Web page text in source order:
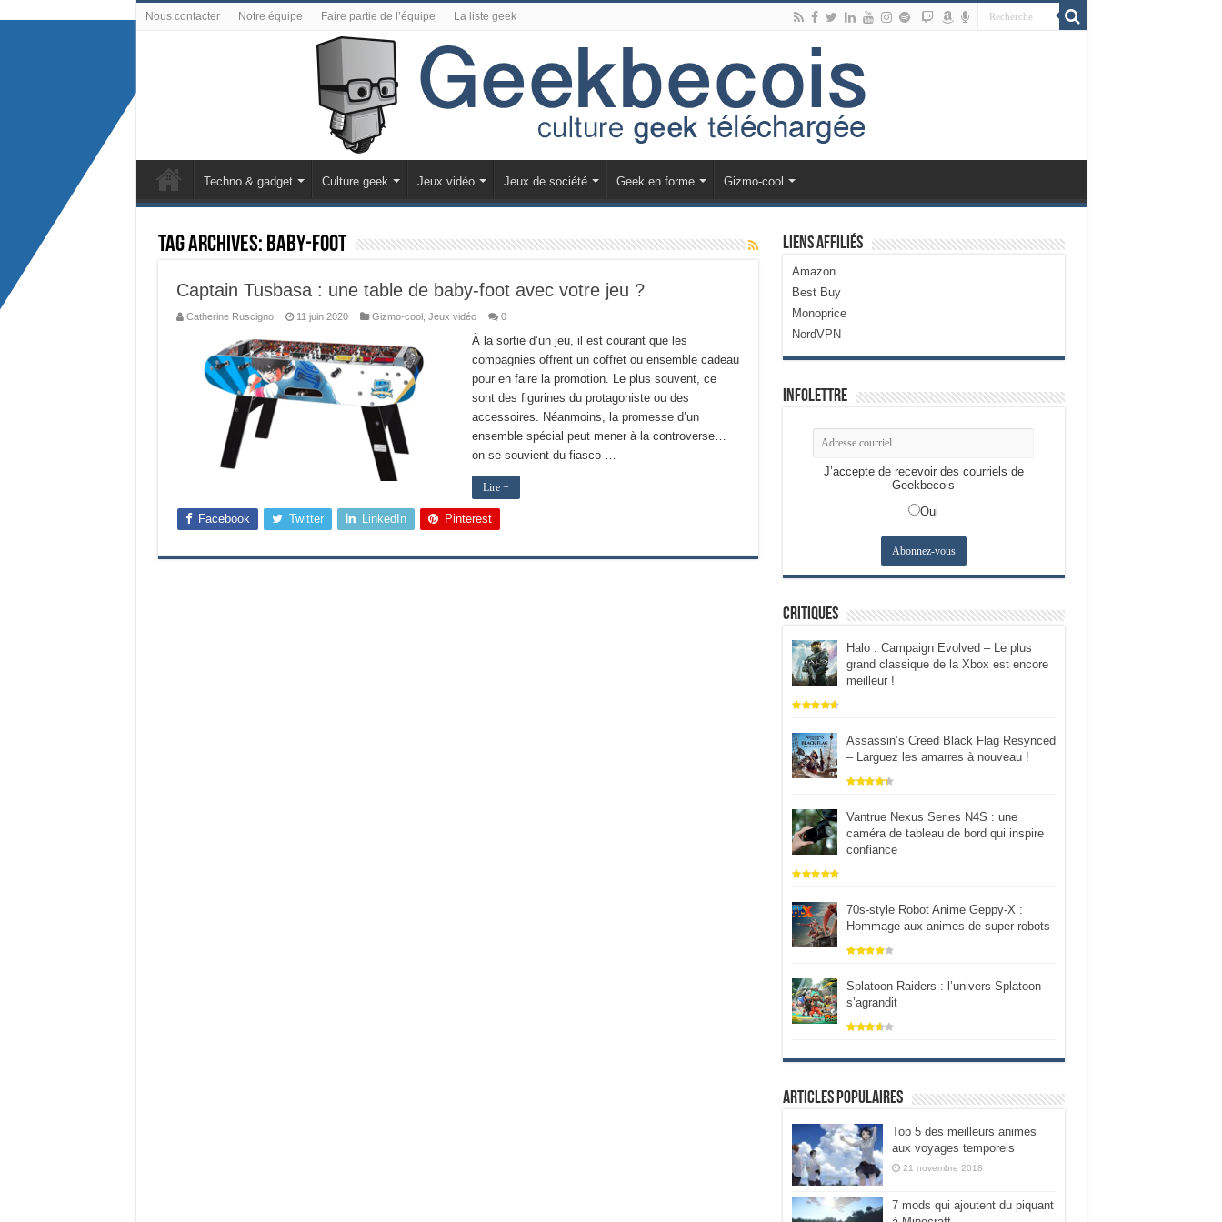
Nous contacter Notre équipe Faire partie de l’équipe La liste geek
Techno & gadget Culture geek Jeux vidéo Jeux de société Geek en forme Gizmo-cool
Tag Archives: baby-foot
Captain Tusbasa : une table de baby-foot avec votre jeu ?
Catherine Ruscigno 11 juin 2020 Gizmo-cool, Jeux vidéo 0
À la sortie d’un jeu, il est courant que les
compagnies offrent un coffret ou ensemble cadeau
pour en faire la promotion. Le plus souvent, ce
sont des figurines du protagoniste ou des
accessoires. Néanmoins, la promesse d’un
ensemble spécial peut mener à la controverse…
on se souvient du fiasco …
Lire +
Facebook Twitter LinkedIn Pinterest
Liens Affiliés
Amazon
Best Buy
Monoprice
NordVPN
Infolettre
J’accepte de recevoir des courriels de
Geekbecois
Oui
Critiques
Halo : Campaign Evolved – Le plus
grand classique de la Xbox est encore
meilleur !
Assassin’s Creed Black Flag Resynced
– Larguez les amarres à nouveau !
Vantrue Nexus Series N4S : une
caméra de tableau de bord qui inspire
confiance
70s-style Robot Anime Geppy-X :
Hommage aux animes de super robots
Splatoon Raiders : l’univers Splatoon
s’agrandit
Articles populaires
Top 5 des meilleurs animes
aux voyages temporels
21 novembre 2018
7 mods qui ajoutent du piquant